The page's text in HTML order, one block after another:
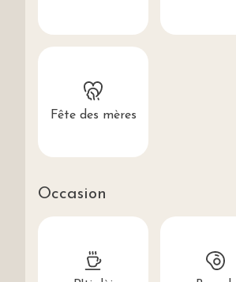
Fête des mères
Occasion